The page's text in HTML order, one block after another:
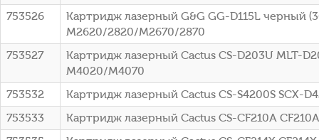
753526
Картридж лазерный G&G GG-D115L черный
M2620/2820/M2670/2870
753527
Картридж лазерный Cactus CS-D203U MLT-
M4020/M4070
753532
Картридж лазерный Cactus CS-S4200S SCX-
753533
Картридж лазерный Cactus CS-CF210A